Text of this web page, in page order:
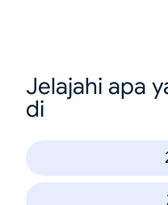
Jelajahi apa
di